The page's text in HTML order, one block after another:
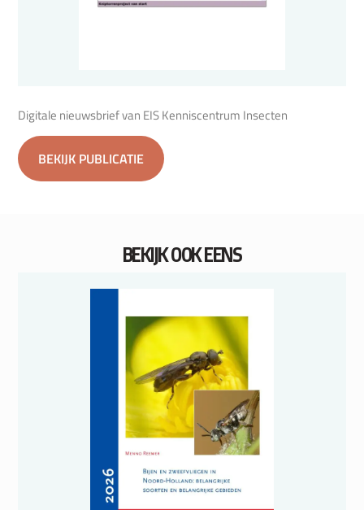
Digitale nieuwsbrief van EIS Kenniscentrum Insecten
BEKIJK PUBLICATIE
BEKIJK OOK EENS